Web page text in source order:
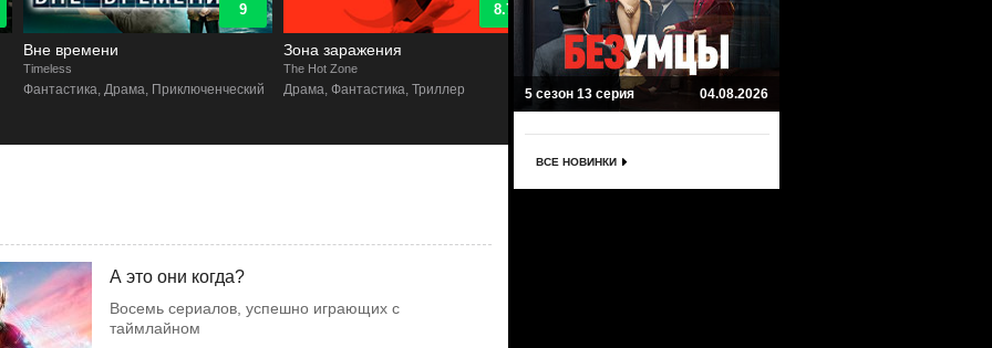
9
Вне времени
Timeless
Фантастика, Драма, Приключенческий
8.7
Зона заражения
The Hot Zone
Драма, Фантастика, Триллер
8.7
Сквозь снег
Snowpiercer
Драма, Триллер, Фантастика
А это они когда?
Восемь сериалов, успешно играющих с
таймлайном
5 сезон 13 серия 04.08.2026
ВСЕ НОВИНКИ